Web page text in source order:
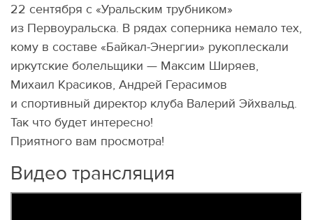
22 сентября с «Уральским трубником»
из Первоуральска. В рядах соперника немало тех,
кому в составе «Байкал-Энергии» рукоплескали
иркутские болельщики — Максим Ширяев,
Михаил Красиков, Андрей Герасимов
и спортивный директор клуба Валерий Эйхвальд.
Так что будет интересно!
Приятного вам просмотра!
Видео трансляция